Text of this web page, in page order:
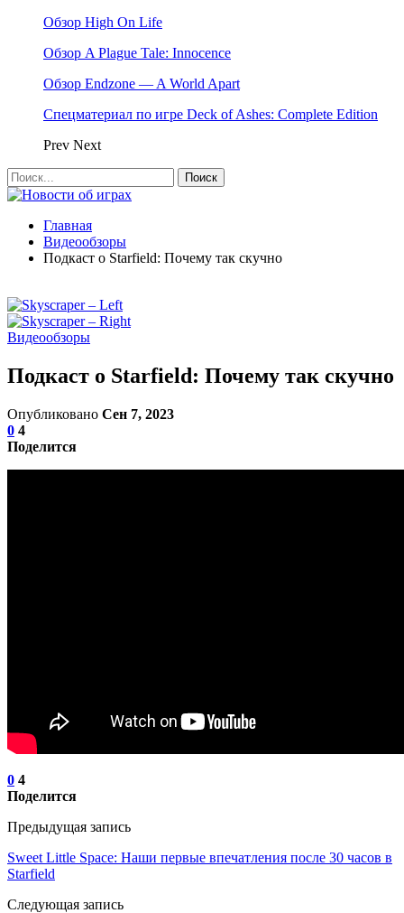
Обзор High On Life
Обзор A Plague Tale: Innocence
Обзор Endzone — A World Apart
Спецматериал по игре Deck of Ashes: Complete Edition
Prev Next
Главная
Видеообзоры
Подкаст о Starfield: Почему так скучно
Видеообзоры
Подкаст о Starfield: Почему так скучно
Опубликовано Сен 7, 2023
0 4
Поделится
0 4
Поделится
Предыдущая запись
Sweet Little Space: Наши первые впечатления после 30 часов в
Starfield
Следующая запись